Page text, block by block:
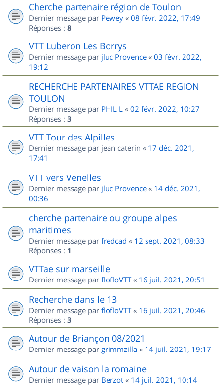
Cherche partenaire région de Toulon
Dernier message par Pewey « 08 févr. 2022, 17:49
Réponses : 8
VTT Luberon Les Borrys
Dernier message par jluc Provence « 03 févr. 2022,
19:12
RECHERCHE PARTENAIRES VTTAE REGION
TOULON
Dernier message par PHIL L « 02 févr. 2022, 10:27
Réponses : 3
VTT Tour des Alpilles
Dernier message par jean caterin « 17 déc. 2021,
17:41
VTT vers Venelles
Dernier message par jluc Provence « 14 déc. 2021,
00:36
cherche partenaire ou groupe alpes
maritimes
Dernier message par fredcad « 12 sept. 2021, 08:33
Réponses : 1
VTTae sur marseille
Dernier message par flofloVTT« 16 juil. 2021, 20:51
Recherche dans le 13
Dernier message par flofloVTT« 16 juil. 2021, 20:46
Réponses : 3
Autour de Briançon 08/2021
Dernier message par grimmzilla « 14 juil. 2021, 19:17
Autour de vaison la romaine
Dernier message par Berzot « 14 juil. 2021, 10:14